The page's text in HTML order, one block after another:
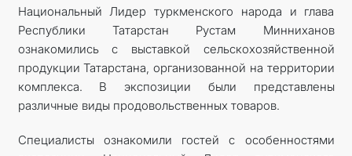
Национальный Лидер туркменского народа и глава
Республики Татарстан Рустам Минниханов
ознакомились с выставкой сельскохозяйственной
продукции Татарстана, организованной на территории
комплекса. В экспозиции были представлены
различные виды продовольственных товаров.
Специалисты ознакомили гостей с особеннос­тями